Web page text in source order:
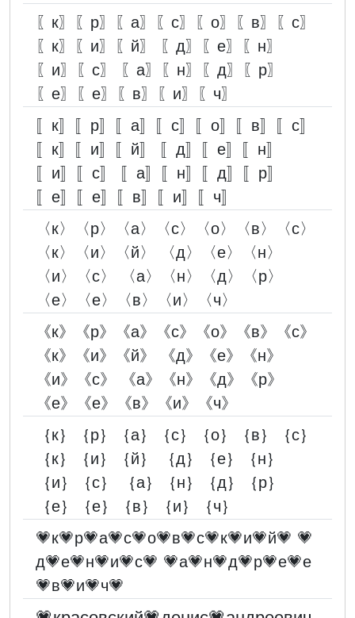
〖к〗〖р〗〖а〗〖с〗〖о〗〖в〗〖с〗
〖к〗〖и〗〖й〗 〖д〗〖е〗〖н〗
〖и〗〖с〗 〖а〗〖н〗〖д〗〖р〗
〖е〗〖е〗〖в〗〖и〗〖ч〗
〚к〛〚р〛〚а〛〚с〛〚о〛〚в〛〚с〛
〚к〛〚и〛〚й〛 〚д〛〚е〛〚н〛
〚и〛〚с〛 〚а〛〚н〛〚д〛〚р〛
〚е〛〚е〛〚в〛〚и〛〚ч〛
〈к〉〈р〉〈а〉〈с〉〈о〉〈в〉〈с〉
〈к〉〈и〉〈й〉 〈д〉〈е〉〈н〉
〈и〉〈с〉 〈а〉〈н〉〈д〉〈р〉
〈е〉〈е〉〈в〉〈и〉〈ч〉
《к》《р》《а》《с》《о》《в》《с》
《к》《и》《й》 《д》《е》《н》
《и》《с》 《а》《н》《д》《р》
《е》《е》《в》《и》《ч》
｛к｝｛р｝｛а｝｛с｝｛о｝｛в｝｛с｝
｛к｝｛и｝｛й｝ ｛д｝｛е｝｛н｝
｛и｝｛с｝ ｛а｝｛н｝｛д｝｛р｝
｛е｝｛е｝｛в｝｛и｝｛ч｝
💗к💗р💗а💗с💗о💗в💗с💗к💗и💗й💗 💗
д💗е💗н💗и💗с💗 💗а💗н💗д💗р💗е💗е
💗в💗и💗ч💗